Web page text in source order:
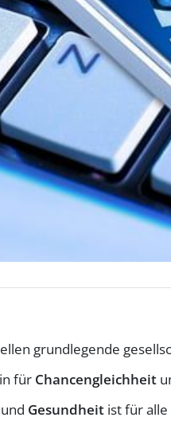
grundlegende
für Chancengleichheit
Gesundheit ist für